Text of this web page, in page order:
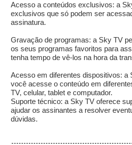
Acesso a conteúdos exclusivos: a
exclusivos que só podem ser
assinatura.
Gravação de programas: a Sky TV
os seus programas favoritos para
tenha tempo de vê-los na hora da
Acesso em diferentes dispositivos: a
você acesse o conteúdo em
TV, celular, tablet e computador.
Suporte técnico: a Sky TV oferece
ajudar os assinantes a resolver
dúvidas.